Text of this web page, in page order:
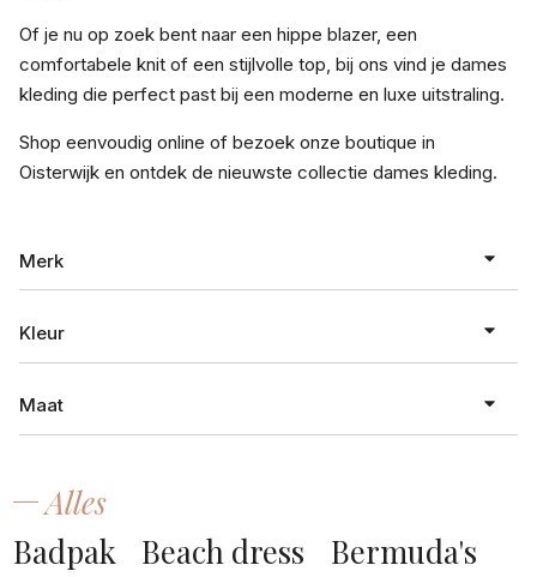
Of je nu op zoek bent naar een hippe blazer, een
comfortabele knit of een stijlvolle top, bij ons vind je dames
kleding die perfect past bij een moderne en luxe uitstraling.
Shop eenvoudig online of bezoek onze boutique in
Oisterwijk en ontdek de nieuwste collectie dames kleding.
Merk
absolut cashmere
Attire
Azulae
Kleur
antraciet
Maat
XXS
XS
Alles
Badpak
Beach dress
Bermuda's